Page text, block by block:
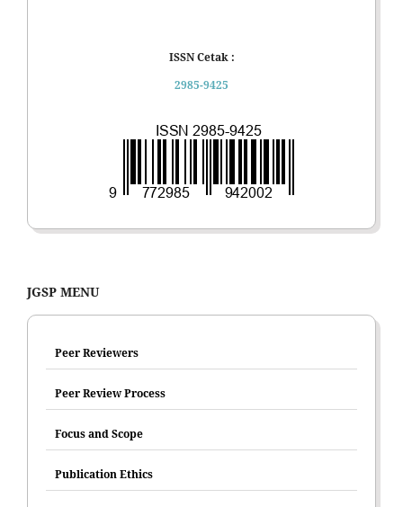
ISSN Cetak :
2985-9425
JGSP MENU
Peer Reviewers
Peer Review Process
Focus and Scope
Publication Ethics